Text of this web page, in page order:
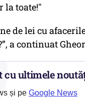
la toate!"
de lei cu
a continuat
cu ultimele
și pe Google News